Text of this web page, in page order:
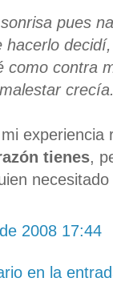
pues
hacerlo decidí,
como contra
experiencia
tienes,
2008 17:44
en la